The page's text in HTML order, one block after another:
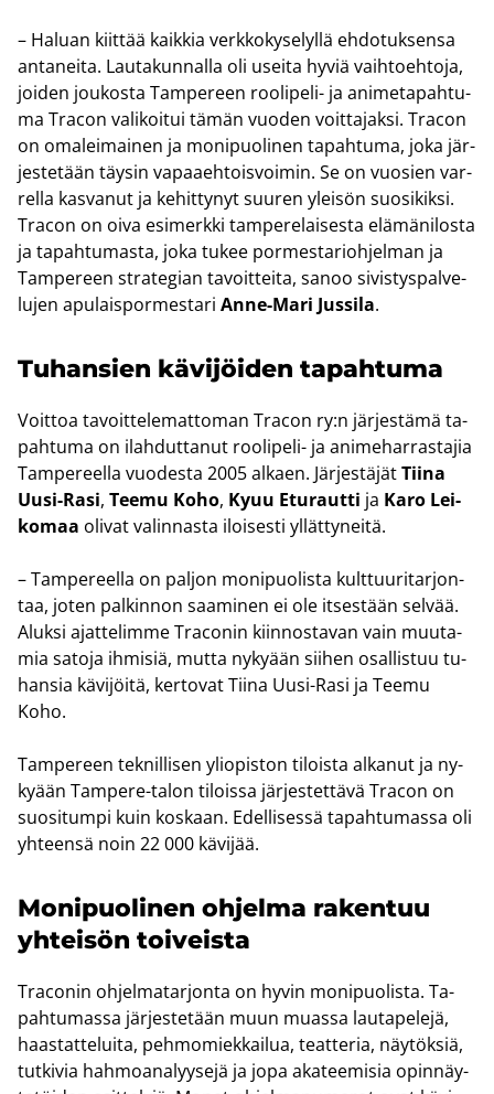
– Ha­luan kiit­tää kaik­kia verk­ko­ky­se­lyl­lä eh­do­tuk­sen­sa
an­ta­nei­ta. Lau­ta­kun­nal­la oli usei­ta hyviä vaih­toeh­to­ja,
joi­den jou­kos­ta Tam­pe­reen roolipeli-​ ja ani­me­ta­pah­tu­
ma Tracon va­li­koi­tui tämän vuo­den voit­ta­jak­si. Tracon
on oma­lei­mai­nen ja mo­ni­puo­li­nen ta­pah­tu­ma, joka jär­
jes­te­tään täy­sin va­paa­eh­tois­voi­min. Se on vuo­sien var­
rel­la kas­va­nut ja ke­hit­ty­nyt suu­ren ylei­sön suo­si­kik­si.
Tracon on oiva esi­merk­ki tam­pe­re­lai­ses­ta elä­mä­ni­los­ta
ja ta­pah­tu­mas­ta, joka tukee por­mes­ta­rioh­jel­man ja
Tam­pe­reen stra­te­gian ta­voit­tei­ta, sanoo si­vis­tys­pal­ve­
lu­jen apu­lais­por­mes­ta­ri Anne-​Mari Jus­si­la.
Tu­han­sien kä­vi­jöi­den ta­pah­tu­ma
Voit­toa ta­voit­te­le­mat­to­man Tracon ry:n jär­jes­tä­mä ta­
pah­tu­ma on ilah­dut­ta­nut roolipeli-​ ja ani­me­har­ras­ta­jia
Tam­pe­reel­la vuo­des­ta 2005 al­kaen. Jär­jes­tä­jätTiina
Uusi-​Rasi, Teemu Koho, Kyuu Etu­raut­ti ja Karo Lei­
ko­maa oli­vat va­lin­nas­ta iloi­ses­ti yl­lät­ty­nei­tä.
– Tam­pe­reel­la on pal­jon mo­ni­puo­lis­ta kult­tuu­ri­tar­jon­
taa, joten pal­kin­non saa­mi­nen ei ole it­ses­tään sel­vää.
Aluk­si ajat­te­lim­me Traco­nin kiin­nos­ta­van vain muu­ta­
mia sa­to­ja ih­mi­siä, mutta ny­ky­ään sii­hen osal­lis­tuu tu­
han­sia kä­vi­jöi­tä, ker­to­vat Tiina Uusi-​Rasi ja Teemu
Koho.
Tam­pe­reen tek­nil­li­sen yli­opis­ton ti­lois­ta al­ka­nut ja ny­
ky­ään Tampere-​talon ti­lois­sa jär­jes­tet­tä­vä Tracon on
suo­si­tum­pi kuin kos­kaan. Edel­li­ses­sä ta­pah­tu­mas­sa oli
yh­teen­sä noin 22 000 kä­vi­jää.
Mo­ni­puo­li­nen oh­jel­ma ra­ken­tuu
yh­tei­sön toi­veis­ta
Traco­nin oh­jel­ma­tar­jon­ta on hyvin mo­ni­puo­lis­ta. Ta­
pah­tu­mas­sa jär­jes­te­tään muun muas­sa lau­ta­pe­le­jä,
haas­tat­te­lui­ta, peh­mo­miek­kai­lua, teat­te­ria, näy­tök­siä,
tut­ki­via hah­moa­na­lyy­se­jä ja jopa aka­tee­mi­sia opin­näy­